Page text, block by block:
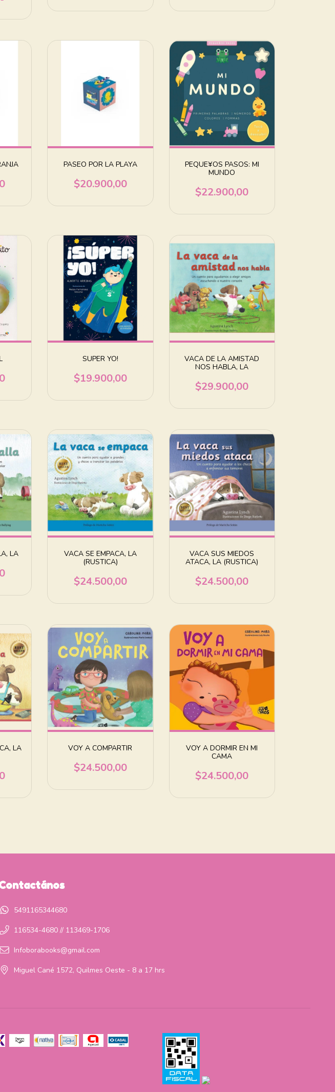
PASEO POR LA PLAYA
$20.900,00
PEQUE¥OS PASOS: MI
MUNDO
$22.900,00
SUPER YO!
$19.900,00
VACA DE LA AMISTAD
NOS HABLA, LA
$29.900,00
LA
VACA SE EMPACA, LA
(RUSTICA)
$24.500,00
VACA SUS MIEDOS
ATACA, LA (RUSTICA)
$24.500,00
LA
VOY A COMPARTIR
$24.500,00
VOY A DORMIR EN MI
CAMA
$24.500,00
5491165344680
116534-4680 // 113469-1706
Infoborabooks@gmail.com
Miguel Cané 1572, Quilmes Oeste - 8 a 17 hrs